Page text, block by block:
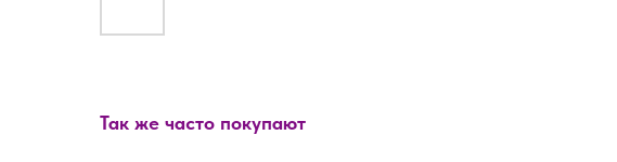
Так же часто покупают